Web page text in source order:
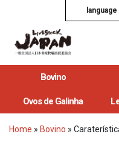
language
Bovino
Ovos de Galinha
Home » Bovino »